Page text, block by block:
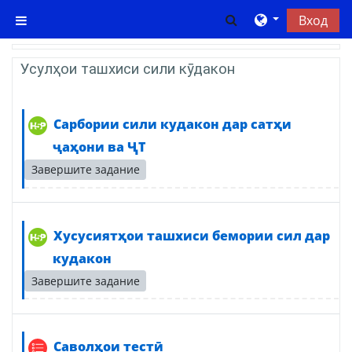
Боковая панель
ИзменитьВход
Усулҳои ташхиси сили кӯдакон
Сарбории сили кудакон дар сатҳи
ҷаҳони ва ҶТИнтерактивный контент
Завершите задание
Хусусиятҳои ташхиси бемории сил дар
кудаконИнтерактивный контент
Завершите задание
Саволҳои тестӣ